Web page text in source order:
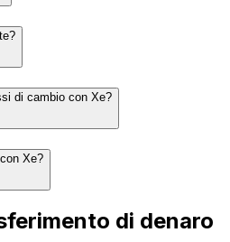
di cambio con Xe?
Xe?
di denaro